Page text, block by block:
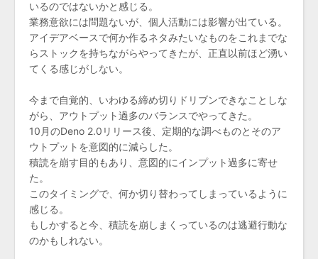
いるのではないかと感じる。
業務意欲には問題ないが、個人活動には影響が出ている。
アイデアベースで何か作るネタみたいなものをこれまでな
らストックを持ちながらやってきたが、正直以前ほど湧い
てくる感じがしない。
今まで自覚的、いわゆる締め切りドリブンできなことしな
がら、アウトプット過多のバランスでやってきた。
10月のDeno 2.0リリース後、定期的な調べものとそのア
ウトプットを意図的に減らした。
積読を崩す目的もあり、意図的にインプット過多に寄せ
た。
このタイミングで、何か切り替わってしまっているように
感じる。
もしかすると今、積読を崩しまくっているのは逃避行動な
のかもしれない。